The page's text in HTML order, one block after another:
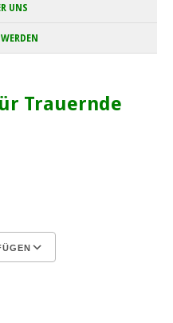
UNS
Trauernde